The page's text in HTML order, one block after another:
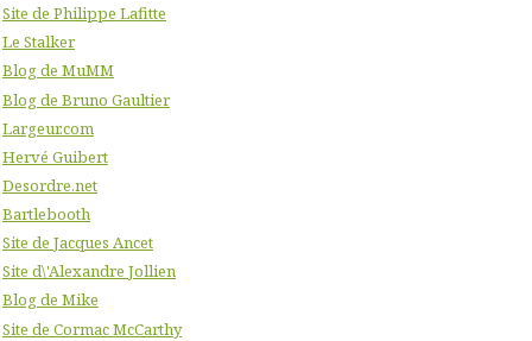
Site de Philippe Lafitte
Le Stalker
Blog de MuMM
Blog de Bruno Gaultier
Largeur.com
Hervé Guibert
Desordre.net
Bartlebooth
Site de Jacques Ancet
Site d\'Alexandre Jollien
Blog de Mike
Site de Cormac McCarthy